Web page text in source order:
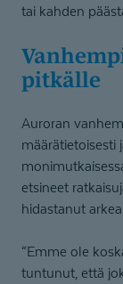
tai kahden
Vanhempien sitkeys kantaa
pitkälle
Auroran
määrätietoisesti
etsineet
hidastanut
“Emme ole
tuntunut, että